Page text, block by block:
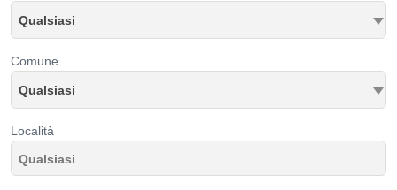
Qualsiasi
Comune
Qualsiasi
Località